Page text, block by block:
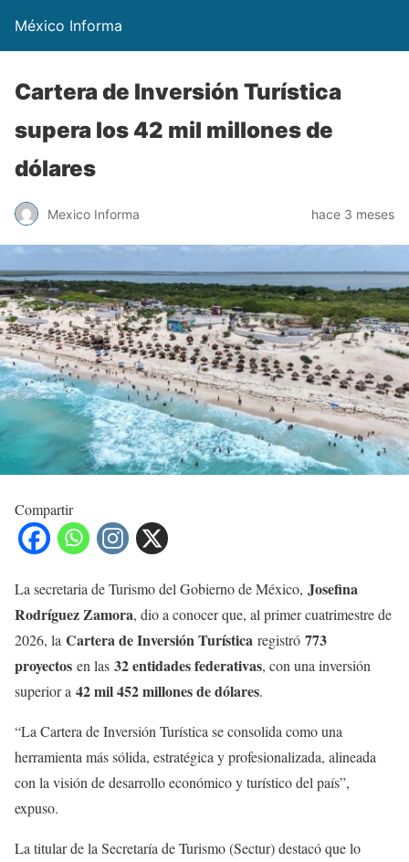
México Informa
Cartera de Inversión Turística
supera los 42 mil millones de
dólares
Mexico Informa hace 3 meses
Compartir
La secretaria de Turismo del Gobierno de México, Josefina
Rodríguez Zamora, dio a conocer que, al primer cuatrimestre de
2026, la Cartera de Inversión Turística registró 773
proyectos en las 32 entidades federativas, con una inversión
superior a 42 mil 452 millones de dólares.
“La Cartera de Inversión Turística se consolida como una
herramienta más sólida, estratégica y profesionalizada, alineada
con la visión de desarrollo económico y turístico del país”,
expuso.
La titular de la Secretaría de Turismo (Sectur) destacó que lo